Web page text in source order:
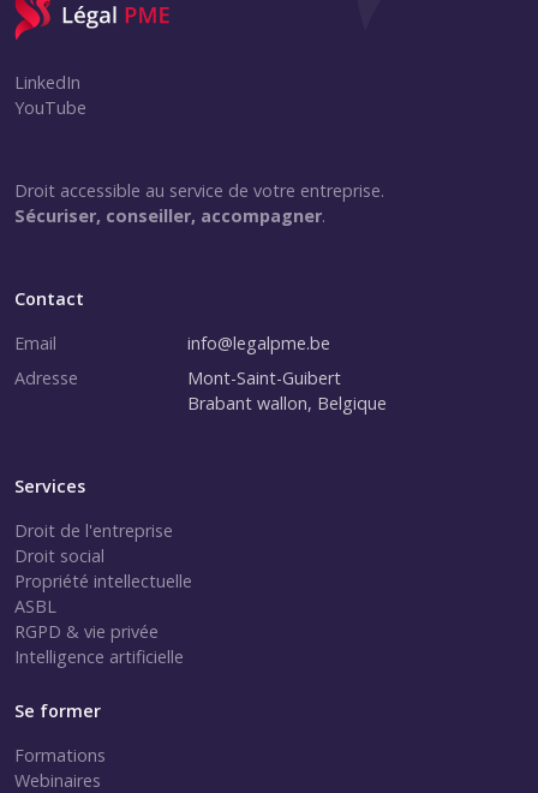
LinkedIn
YouTube
Droit accessible au service de votre entreprise.
Sécuriser, conseiller, accompagner.
Contact
Email
info@legalpme.be
Adresse
Mont-Saint-Guibert
Brabant wallon, Belgique
Services
Droit de l'entreprise
Droit social
Propriété intellectuelle
ASBL
RGPD & vie privée
Intelligence artificielle
Se former
Formations
Webinaires